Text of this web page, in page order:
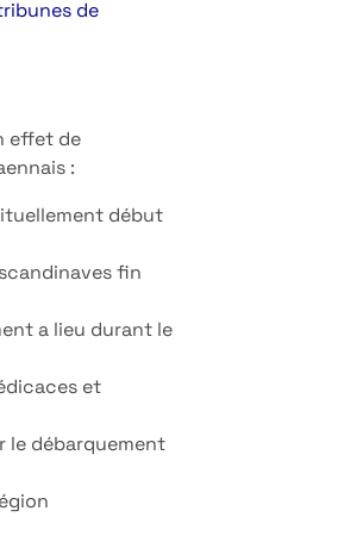
de
effet de
:
début
fin
a lieu durant le
et
le débarquement